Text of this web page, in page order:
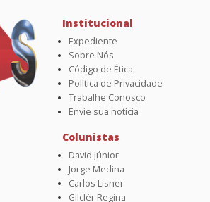
Institucional
Expediente
Sobre Nós
Código de Ética
Política de Privacidade
Trabalhe Conosco
Envie sua notícia
Colunistas
David Júnior
Jorge Medina
Carlos Lisner
Gilclér Regina